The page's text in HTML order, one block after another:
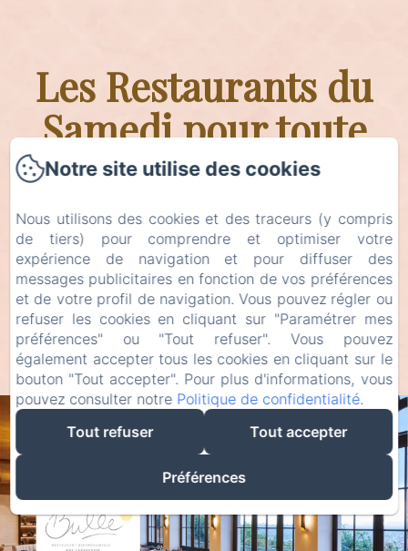
Les Restaurants du
Samedi pour toute
la famille
Pour petit et grand, chacun va se regaler !
Notre site utilise des cookies
Nous utilisons des cookies et des traceurs (y compris
de tiers) pour comprendre et optimiser votre
expérience de navigation et pour diffuser des
messages publicitaires en fonction de vos préférences
et de votre profil de navigation. Vous pouvez régler ou
refuser les cookies en cliquant sur "Paramétrer mes
préférences" ou "Tout refuser". Vous pouvez
également accepter tous les cookies en cliquant sur le
bouton "Tout accepter". Pour plus d'informations, vous
pouvez consulter notre Politique de confidentialité.
Tout refuser
Tout accepter
Préférences